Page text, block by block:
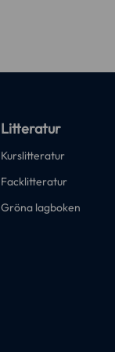
Litteratur
Kurslitteratur
Facklitteratur
Gröna lagboken